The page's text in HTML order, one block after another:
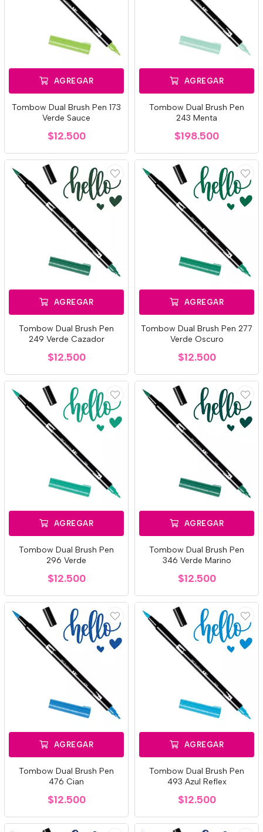
AGREGAR
Tombow Dual Brush Pen 173
Verde Sauce
$12.500
AGREGAR
Tombow Dual Brush Pen
243 Menta
$198.500
AGREGAR
Tombow Dual Brush Pen
249 Verde Cazador
$12.500
AGREGAR
Tombow Dual Brush Pen 277
Verde Oscuro
$12.500
AGREGAR
Tombow Dual Brush Pen
296 Verde
$12.500
AGREGAR
Tombow Dual Brush Pen
346 Verde Marino
$12.500
AGREGAR
Tombow Dual Brush Pen
476 Cian
$12.500
AGREGAR
Tombow Dual Brush Pen
493 Azul Reflex
$12.500